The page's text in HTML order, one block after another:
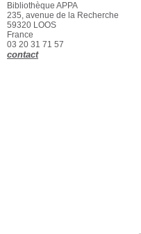
Bibliothèque APPA
235, avenue de la Recherche
59320 LOOS
France
03 20 31 71 57
contact